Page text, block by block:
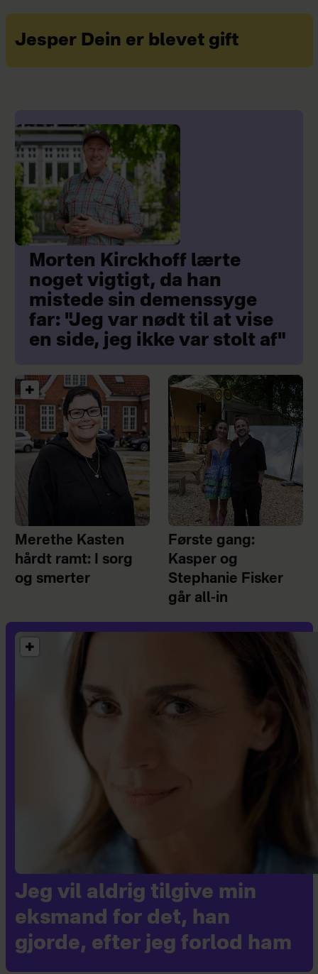
Jesper Dein er blevet gift
Morten Kirckhoff lærte
noget vigtigt, da han
mistede sin demenssyge
far: "Jeg var nødt til at vise
en side, jeg ikke var stolt af"
Merethe Kasten
hårdt ramt: I sorg
og smerter
Første gang:
Kasper og
Stephanie Fisker
går all-in
Jeg vil aldrig tilgive min
eksmand for det, han
gjorde, efter jeg forlod ham